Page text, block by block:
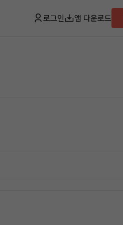
로그인 앱 다운로드